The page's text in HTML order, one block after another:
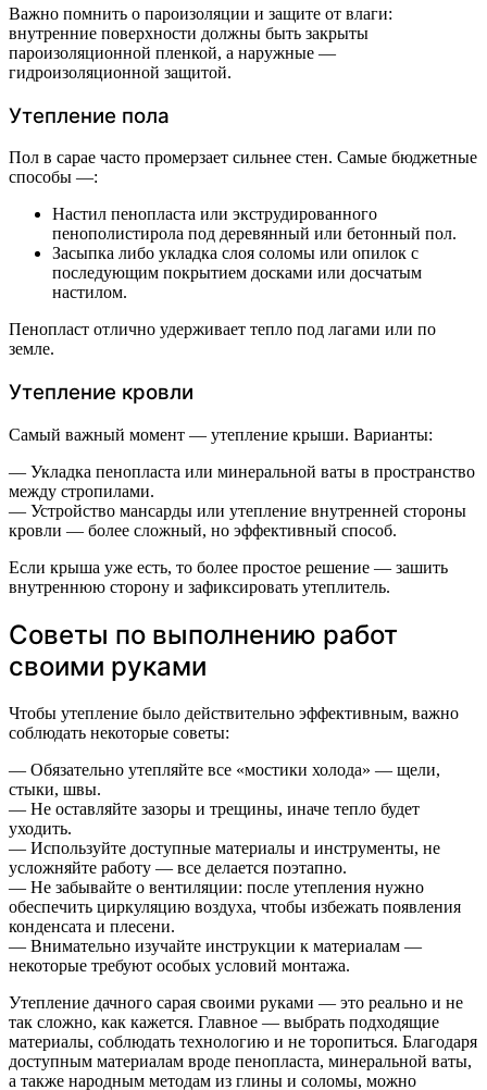
Важно помнить о пароизоляции и защите от влаги:
внутренние поверхности должны быть закрыты
пароизоляционной пленкой, а наружные —
гидроизоляционной защитой.
Утепление пола
Пол в сарае часто промерзает сильнее стен. Самые бюджетные
способы —:
Настил пенопласта или экструдированного
пенополистирола под деревянный или бетонный пол.
Засыпка либо укладка слоя соломы или опилок с
последующим покрытием досками или досчатым
настилом.
Пенопласт отлично удерживает тепло под лагами или по
земле.
Утепление кровли
Самый важный момент — утепление крыши. Варианты:
— Укладка пенопласта или минеральной ваты в пространство
между стропилами.
— Устройство мансарды или утепление внутренней стороны
кровли — более сложный, но эффективный способ.
Если крыша уже есть, то более простое решение — зашить
внутреннюю сторону и зафиксировать утеплитель.
Советы по выполнению работ
своими руками
Чтобы утепление было действительно эффективным, важно
соблюдать некоторые советы:
— Обязательно утепляйте все «мостики холода» — щели,
стыки, швы.
— Не оставляйте зазоры и трещины, иначе тепло будет
уходить.
— Используйте доступные материалы и инструменты, не
усложняйте работу — все делается поэтапно.
— Не забывайте о вентиляции: после утепления нужно
обеспечить циркуляцию воздуха, чтобы избежать появления
конденсата и плесени.
— Внимательно изучайте инструкции к материалам —
некоторые требуют особых условий монтажа.
Утепление дачного сарая своими руками — это реально и не
так сложно, как кажется. Главное — выбрать подходящие
материалы, соблюдать технологию и не торопиться. Благодаря
доступным материалам вроде пенопласта, минеральной ваты,
а также народным методам из глины и соломы, можно